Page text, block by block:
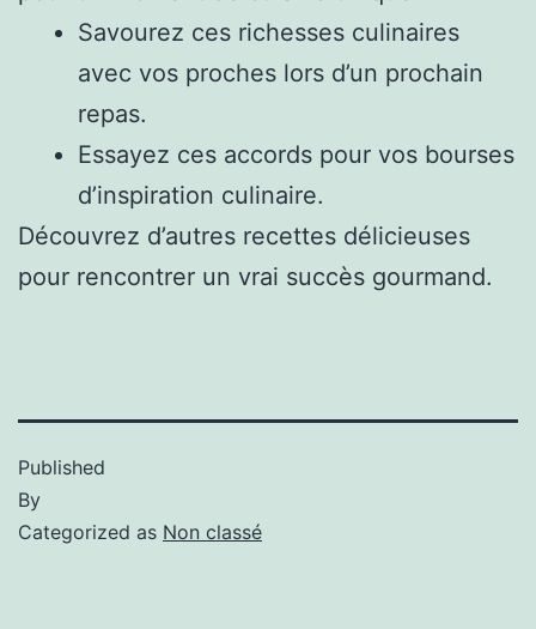
Savourez ces richesses culinaires
avec vos proches lors d’un prochain
repas.
Essayez ces accords pour vos bourses
d’inspiration culinaire.
Découvrez d’autres recettes délicieuses
pour rencontrer un vrai succès gourmand.
Published
By
Categorized as Non classé